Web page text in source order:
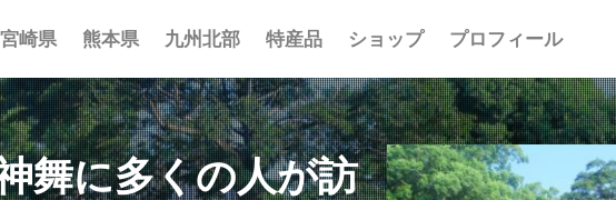
め
宮崎県 熊本県 九州北部 特産品 ショップ プロフィール
舞に多くの人が訪